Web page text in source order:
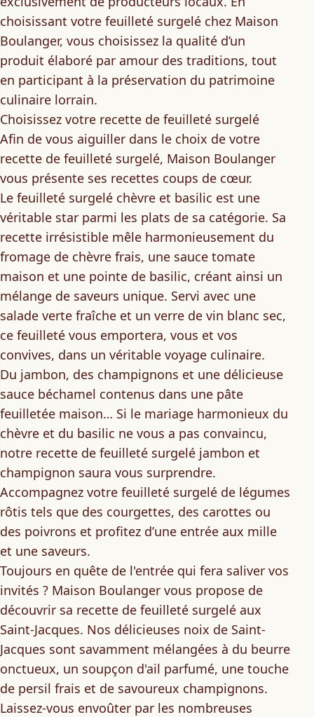
choisissant votre feuilleté surgelé chez Maison
Boulanger, vous choisissez la qualité d’un
produit élaboré par amour des traditions, tout
en participant à la préservation du patrimoine
culinaire lorrain.
Choisissez votre recette de feuilleté surgelé
Afin de vous aiguiller dans le choix de votre
recette de feuilleté surgelé, Maison Boulanger
vous présente ses recettes coups de cœur.
Le feuilleté surgelé chèvre et basilic est une
véritable star parmi les plats de sa catégorie. Sa
recette irrésistible mêle harmonieusement du
fromage de chèvre frais, une sauce tomate
maison et une pointe de basilic, créant ainsi un
mélange de saveurs unique. Servi avec une
salade verte fraîche et un verre de vin blanc sec,
ce feuilleté vous emportera, vous et vos
convives, dans un véritable voyage culinaire.
Du jambon, des champignons et une délicieuse
sauce béchamel contenus dans une pâte
feuilletée maison… Si le mariage harmonieux du
chèvre et du basilic ne vous a pas convaincu,
notre recette de feuilleté surgelé jambon et
champignon saura vous surprendre.
Accompagnez votre feuilleté surgelé de légumes
rôtis tels que des courgettes, des carottes ou
des poivrons et profitez d’une entrée aux mille
et une saveurs.
Toujours en quête de l'entrée qui fera saliver vos
invités ? Maison Boulanger vous propose de
découvrir sa recette de feuilleté surgelé aux
Saint-Jacques. Nos délicieuses noix de Saint-
Jacques sont savamment mélangées à du beurre
onctueux, un soupçon d'ail parfumé, une touche
de persil frais et de savoureux champignons.
Laissez-vous envoûter par les nombreuses